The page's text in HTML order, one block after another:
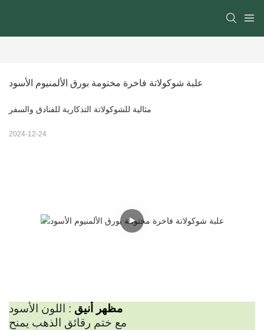
علبة شوكولاتة فاخرة مختومة بورق الألمنيوم الأسود
مثالية للشوكولاتة التذكارية للفنادق والسفر
2024-12-24
مظهر أنيق : اللون الأسود
مع ختم رقائق الذهب يمنح